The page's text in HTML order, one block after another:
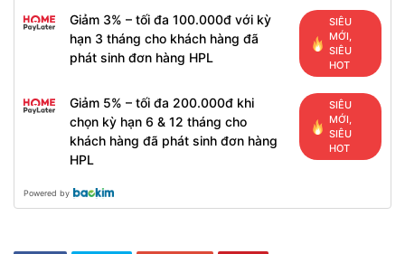
Giảm 3% – tối đa 100.000đ với kỳ
hạn 3 tháng cho khách hàng đã
phát sinh đơn hàng HPL
SIÊU
MỚI,
SIÊU
HOT
Giảm 5% – tối đa 200.000đ khi
chọn kỳ hạn 6 & 12 tháng cho
khách hàng đã phát sinh đơn hàng
HPL
SIÊU
MỚI,
SIÊU
HOT
Powered by